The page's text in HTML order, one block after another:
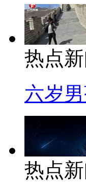
热点
六岁
热点